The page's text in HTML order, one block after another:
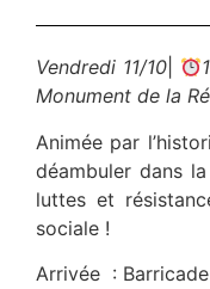
Vendredi 11/10|
Monument de la
Animée par
déambuler dans
luttes et
sociale !
Arrivée :